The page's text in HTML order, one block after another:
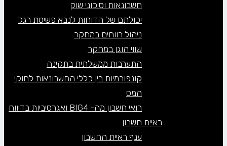
חשבונאות וסיכוני שוק
יכולתם של הדוחות לנבא פשיטת רגל
ניהול רווחים במחקר
שווי הוגן במחקר
התערבות ממשלתית בתקינה
קונפורמיות בין כללי החשבונאות לחוקי
המס
רואי חשבון מה- BIG4 ואגרסיביות בדיווח
ראיית חשבון
ענף ראיית החשבון